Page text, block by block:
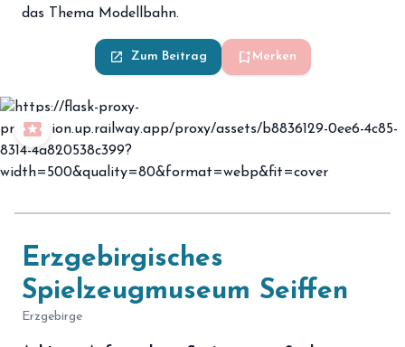
das Thema Modellbahn.
launch Zum Beitrag bookmark_add Merken
local_play
Erzgebirgisches
Spielzeugmuseum Seiffen
Erzgebirge